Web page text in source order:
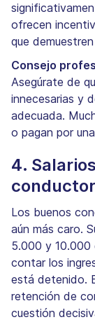
ofrecen
que
Consejo
Asegúrate de
innecesarias y
adecuada.
o pagan por
4.
Los buenos
aún más caro.
5.000 y 10.000
contar los
está detenido.
retención de
cuestión